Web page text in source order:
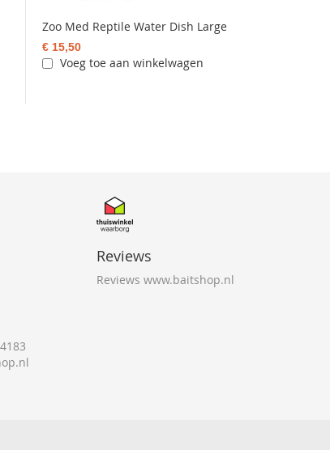
Zoo Med Reptile Water Dish Large
€ 15,50
Voeg toe aan winkelwagen
Reviews
Reviews www.baitshop.nl